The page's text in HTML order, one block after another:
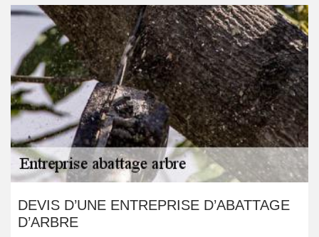
DEVIS D’UNE ENTREPRISE D’ABATTAGE
D’ARBRE